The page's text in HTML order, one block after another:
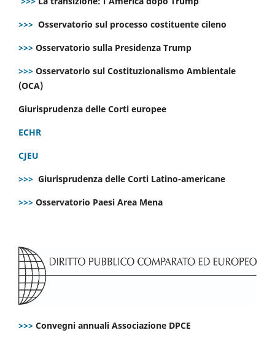
>>> Osservatorio sul processo costituente cileno
>>> Osservatorio sulla Presidenza Trump
>>> Osservatorio sul Costituzionalismo Ambientale
(OCA)
Giurisprudenza delle Corti europee
ECHR
CJEU
>>> Giurisprudenza delle Corti Latino-americane
>>> Osservatorio Paesi Area Mena
>>> Convegni annuali Associazione DPCE